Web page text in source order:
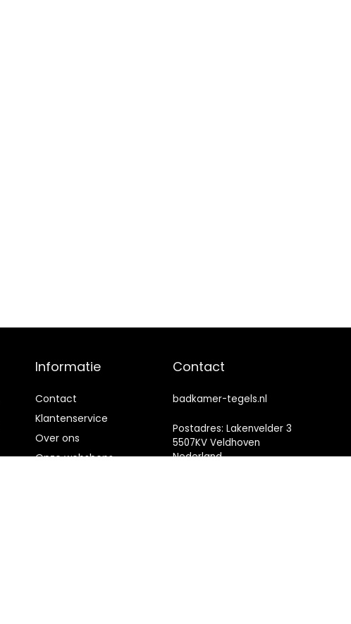
Informatie
Contact
Klantenservice
Over ons
Onze webshops
Contact
badkamer-tegels.nl
Postadres: Lakenvelder 3
5507KV Veldhoven
Nederland